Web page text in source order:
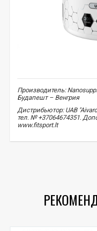
Производитель:
Будапешт – Венгрия
Дистрибьютор: UAB
тел. № +37064674351.
www.fitsport.lt​